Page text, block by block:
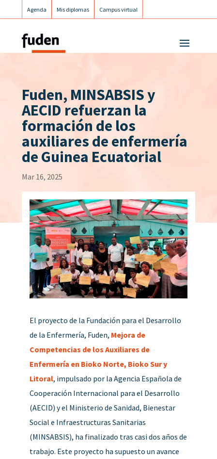
Agenda Mis diplomas Campus virtual
Fuden, MINSABSIS y
AECID refuerzan la
formación de los
auxiliares de enfermería
de Guinea Ecuatorial
Mar 16, 2025
El proyecto de la Fundación para el Desarrollo
de la Enfermería, Fuden, Mejora de
Competencias de los Auxiliares de
Enfermería en Bioko Norte, Bioko Sur y
Litoral, impulsado por la Agencia Española de
Cooperación Internacional para el Desarrollo
(AECID) y el Ministerio de Sanidad, Bienestar
Social e Infraestructuras Sanitarias
(MINSABSIS), ha finalizado tras casi dos años de
trabajo. Este proyecto ha supuesto un avance